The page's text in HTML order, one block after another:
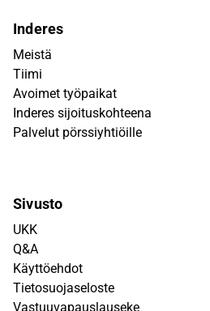
Inderes
Meistä
Tiimi
Avoimet työpaikat
Inderes sijoituskohteena
Palvelut pörssiyhtiöille
Sivusto
UKK
Q&A
Käyttöehdot
Tietosuojaseloste
Vastuuvapauslauseke